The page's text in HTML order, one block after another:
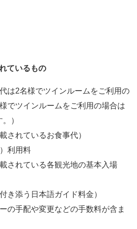
ているもの
は2名様でツインルームをご利用の
でツインルームをご利用の場合は
）
されているお食事代）
利用料
されている各観光地の基本入場
き添う日本語ガイド料金）
の手配や変更などの手数料が含ま